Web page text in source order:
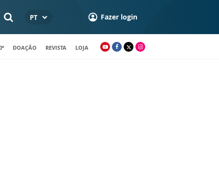
PT Fazer login
DOAÇÃO REVISTA LOJA